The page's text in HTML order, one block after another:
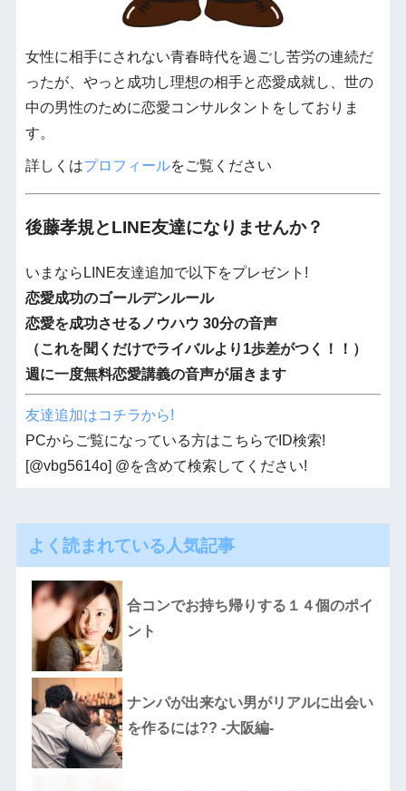
女性に相手にされない青春時代を過ごし苦労の連続だ
ったが、やっと成功し理想の相手と恋愛成就し、世の
中の男性のために恋愛コンサルタントをしておりま
す。
詳しくはプロフィールをご覧ください
後藤孝規とLINE友達になりませんか？
いまならLINE友達追加で以下をプレゼント!
恋愛成功のゴールデンルール
恋愛を成功させるノウハウ 30分の音声
（これを聞くだけでライバルより1歩差がつく！！）
週に一度無料恋愛講義の音声が届きます
友達追加はコチラから!
PCからご覧になっている方はこちらでID検索!
[@vbg5614o] @を含めて検索してください!
よく読まれている人気記事
合コンでお持ち帰りする１４個のポイ
ント
ナンパが出来ない男がリアルに出会い
を作るには?? -大阪編-